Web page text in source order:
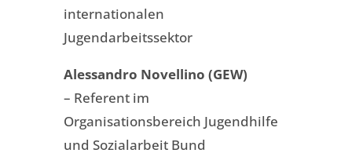
internationalen
Jugendarbeitssektor
Alessandro Novellino (GEW)
– Referent im
Organisationsbereich Jugendhilfe
und Sozialarbeit Bund